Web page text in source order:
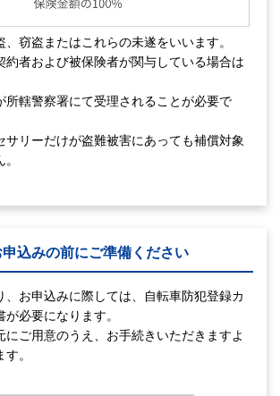
窃盗またはこれらの未遂をいいます。
約者および被保険者が関与している場合は
轄警察署にて受理されることが必要で
リーだけが盗難被害にあっても補償対象
込みの前にご準備ください
、お申込みに際しては、自転車防犯登録カ
必要になります。
にご用意のうえ、お手続きいただきますよ
。